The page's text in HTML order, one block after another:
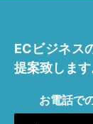
2025年7月 [1]
2024年12月
ECビジネス
提案致します
お電話で